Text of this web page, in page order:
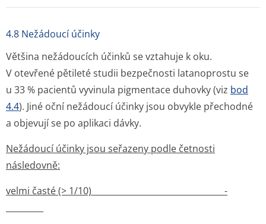
4.8 Nežádoucí účinky
Většina nežádoucích účinků se vztahuje k oku.
V otevřené pětileté studii bezpečnosti latanoprostu se
u 33 % pacientů vyvinula pigmentace duhovky (viz bod
4.4). Jiné oční nežádoucí účinky jsou obvykle přechodné
a objevují se po aplikaci dávky.
Nežádoucí účinky jsou seřazeny podle četnosti
následovně:
velmi časté (> 1/10)________­________________________­